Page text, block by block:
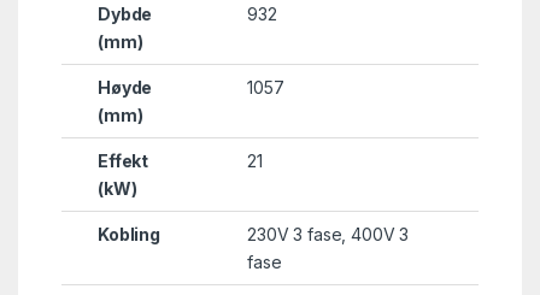
Dybde
(mm)
932
Høyde
(mm)
1057
Effekt
(kW)
21
Kobling 230V 3 fase ,400V 3
fase